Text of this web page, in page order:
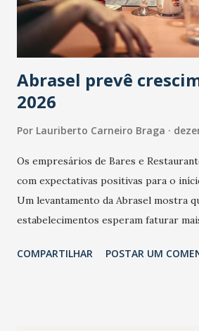
Abrasel prevê
2026
Por Lauriberto Carneiro Braga
Os empresários de Bares e
com expectativas positivas para o
Um levantamento da Abrasel mostra
estabelecimentos esperam faturar
relação ao último trimestre deste ano,
COMPARTILHAR POSTAR UM